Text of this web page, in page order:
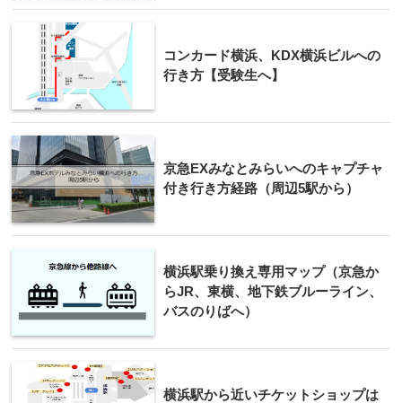
コンカード横浜、KDX横浜ビルへの
行き方【受験生へ】
京急EXみなとみらいへのキャプチャ
付き行き方経路（周辺5駅から）
横浜駅乗り換え専用マップ（京急か
らJR、東横、地下鉄ブルーライン、
バスのりばへ）
横浜駅から近いチケットショップは